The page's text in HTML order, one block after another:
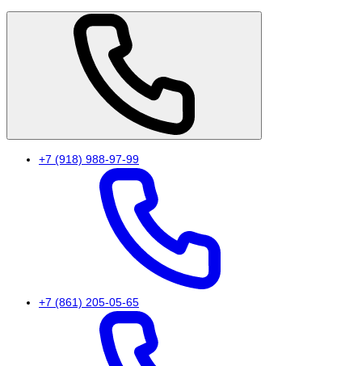
+7 (918) 988-97-99
+7 (861) 205-05-65